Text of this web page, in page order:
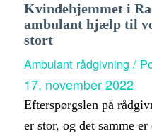
Kvindehjemmet i
ambulant hjælp til
stort
Ambulant rådgivning /
17. november 2022
Efterspørgslen på
er stor, og det samme